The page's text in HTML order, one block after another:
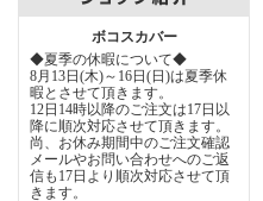
ボコスカバー
◆夏季の休暇について◆
8月13日(木)～16日(日)は夏季休
暇とさせて頂きます。
12日14時以降のご注文は17日以
降に順次対応させて頂きます。
尚、お休み期間中のご注文確認
メールやお問い合わせへのご返
信も17日より順次対応させて頂
きます。